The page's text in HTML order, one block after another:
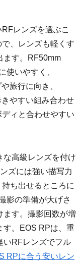
レンズを選ぶこ
、レンズも軽くす
ます。RF50mm
使いやすく、
旅行に向き、
やすい組み合わせ
ィと合わせやすい
な高級レンズを付け
ズには強い描写力
ち出せるところに
影の準備が大げさ
ます。撮影回数が増
す。EOS RPは、重
いRFレンズでフル
RPに合う安いレン